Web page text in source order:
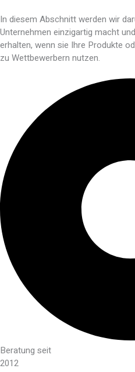
In diesem Abschnitt werden wir
Unternehmen einzigartig macht
erhalten, wenn sie Ihre Produkte
zu Wettbewerbern nutzen.
Beratung seit
2012